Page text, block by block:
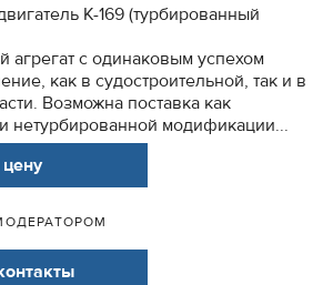
К-169 (турбированный
с одинаковым успехом
как в судостроительной, так и в
Возможна поставка как
нетурбированной модификации...